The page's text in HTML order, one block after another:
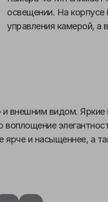
освещении. На корпусе
управления камерой, а
внешним видом. Яркие
ярче и насыщеннее, а